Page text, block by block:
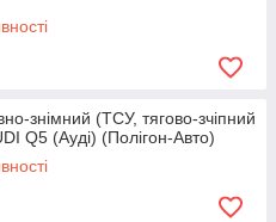
знімний (ТСУ, тягово-зчіпний
Q5 (Ауді) (Полігон-Авто)